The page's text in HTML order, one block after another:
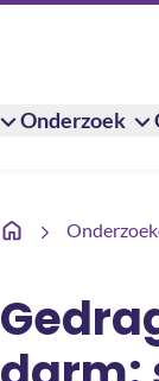
Onderzoek
Gedrag van